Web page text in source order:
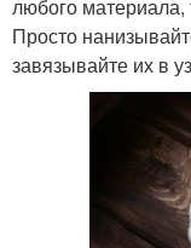
любого материала,
Просто
завязывайте их в